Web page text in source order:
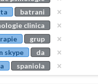
Buzau
Calarasi
Caras-Severin
Cluj
batrani
clinica
grup
skype
da
spaniola